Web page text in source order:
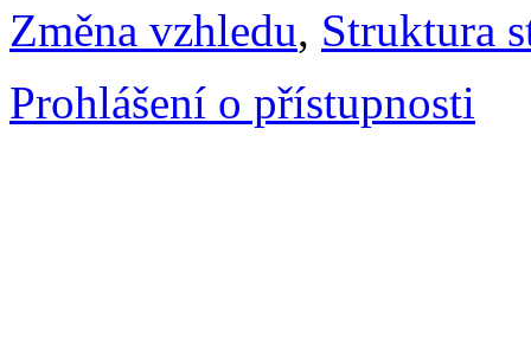
Změna vzhledu, Struktura
Prohlášení o přístupnosti